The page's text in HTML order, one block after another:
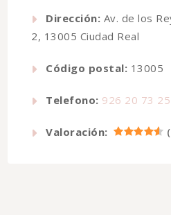
Dirección: Av. de los
2, 13005 Ciudad Real
Código postal: 13005
Telefono: 926 20 73 25
Valoración: (